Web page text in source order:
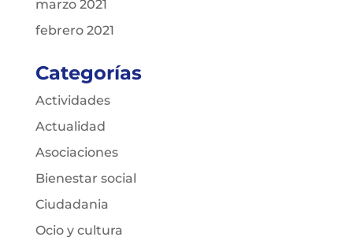
marzo 2021
febrero 2021
Categorías
Actividades
Actualidad
Asociaciones
Bienestar social
Ciudadania
Ocio y cultura